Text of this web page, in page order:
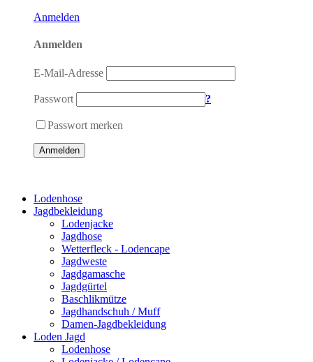
Anmelden
Anmelden
E-Mail-Adresse
Passwort ?
Passwort merken
Anmelden
Lodenhose
Jagdbekleidung
Lodenjacke
Jagdhose
Wetterfleck - Lodencape
Jagdweste
Jagdgamasche
Jagdgürtel
Baschlikmütze
Jagdhandschuh / Muff
Damen-Jagdbekleidung
Loden Jagd
Lodenhose